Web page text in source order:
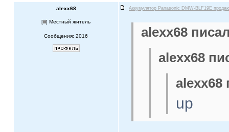
alexx68 Аккумулятор Panasonic DMW-BLF19E
[ ] Местный житель
Сообщения: 2016
alexx68
alexx68
alexx68
up